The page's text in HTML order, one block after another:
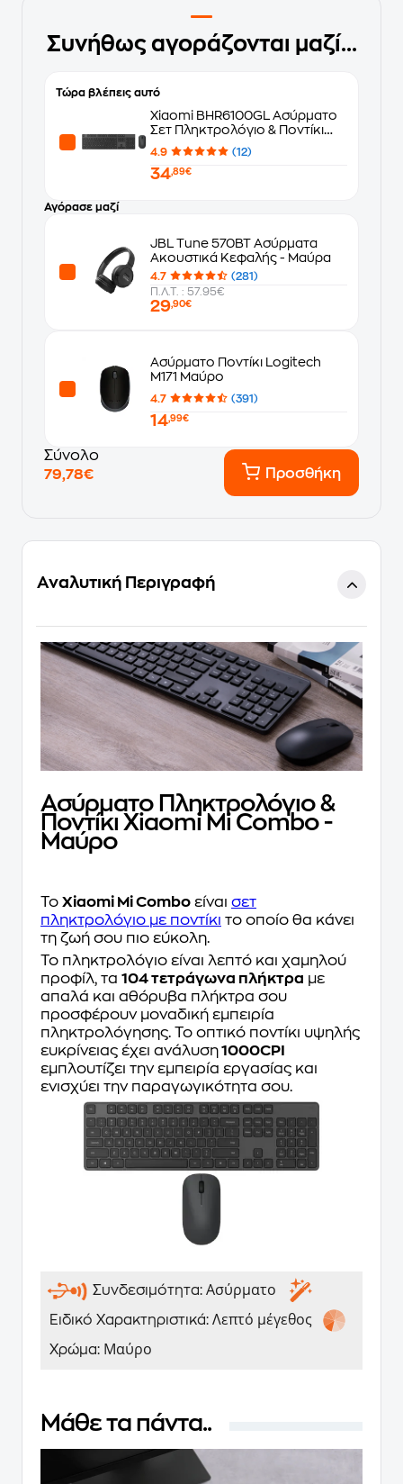
Συνήθως αγοράζονται μαζί...
Τώρα βλέπεις αυτό
Xiaomi BHR6100GL Ασύρματο
Σετ Πληκτρολόγιο & Ποντίκι
(US)
4.9 (12)
34,89€
Αγόρασε μαζί
JBL Tune 570BT Ασύρματα
Ακουστικά Κεφαλής - Μαύρα
4.7
(281)
Π.Λ.Τ. : 57.95€
29,90€
Ασύρματο Ποντίκι Logitech
M171 Μαύρο
4.7 (391)
14,99€
Σύνολο
79,78€
Προσθήκη
Αναλυτική Περιγραφή
Ασύρματο Πληκτρολόγιο &
Ποντίκι Xiaomi Mi Combo -
Μαύρο
Το Xiaomi Mi Combo είναι σετ
πληκτρολόγιο με ποντίκι το οποίο θα κάνει
τη ζωή σου πιο εύκολη.
Το πληκτρολόγιο είναι λεπτό και χαμηλού
προφίλ, τα 104 τετράγωνα πλήκτρα με
απαλά και αθόρυβα πλήκτρα σου
προσφέρουν μοναδική εμπειρία
πληκτρολόγησης. Το οπτικό ποντίκι υψηλής
ευκρίνειας έχει ανάλυση1000CPI
εμπλουτίζει την εμπειρία εργασίας και
ενισχύει την παραγωγικότητα σου.
Συνδεσιμότητα: Ασύρματο
Ειδικό Χαρακτηριστικά: Λεπτό μέγεθος
Χρώμα: Μαύρο
Μάθε τα πάντα..